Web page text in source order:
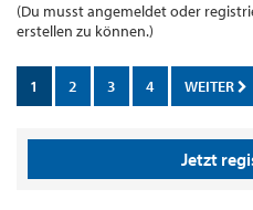
(Du musst angemeldet oder
erstellen zu können.)
1 2 3 4 WEITER
Jetzt